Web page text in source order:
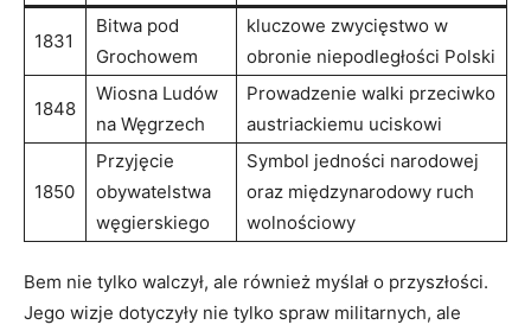
1831
Bitwa pod
Grochowem
kluczowe zwycięstwo w
obronie niepodległości Polski
1848
Wiosna Ludów
na Węgrzech
Prowadzenie walki przeciwko‌
austriackiemu uciskowi
1850
Przyjęcie
obywatelstwa
węgierskiego
Symbol jedności narodowej
oraz międzynarodowy ruch
wolnościowy
Bem nie tylko walczył, ale również myślał o przyszłości.
Jego​ wizje dotyczyły nie⁣ tylko spraw ⁤militarnych, ale